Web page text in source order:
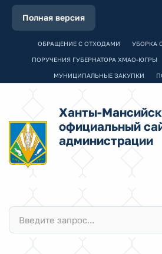
Полная версия
ОБРАЩЕНИЕ С ОТХОДАМИ УБОРКА
ПОРУЧЕНИЯ ГУБЕРНАТОРА ХМАО-ЮГРЫ
МУНИЦИПАЛЬНЫЕ ЗАКУПКИ
Ханты-
официальный
администрации